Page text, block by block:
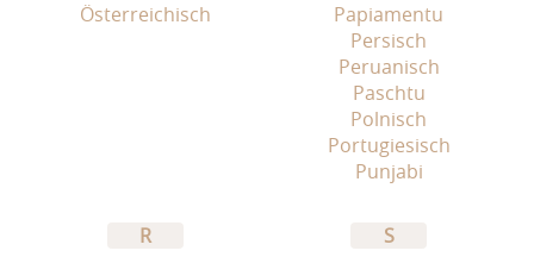
Österreichisch
Papiamentu
Persisch
Peruanisch
Paschtu
Polnisch
Portugiesisch
Punjabi
R
S